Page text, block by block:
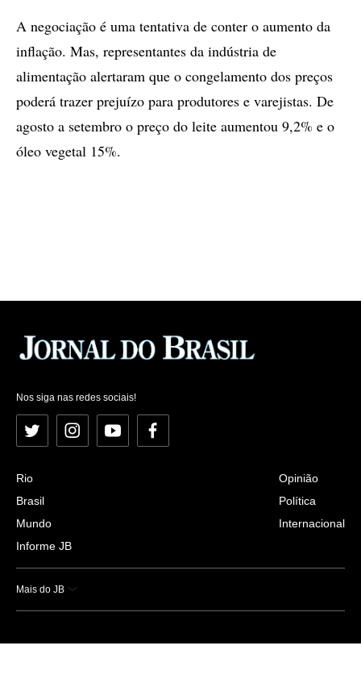
A negociação é uma tentativa de conter o aumento da
inflação. Mas, representantes da indústria de
alimentação alertaram que o congelamento dos preços
poderá trazer prejuízo para produtores e varejistas. De
agosto a setembro o preço do leite aumentou 9,2% e o
óleo vegetal 15%.
Nos siga nas redes sociais!
Twitter InstagramYouTubeFacebook
Rio
Brasil
Mundo
Informe JB
Opinião
Política
Internacional
Mais do JB
Esportes